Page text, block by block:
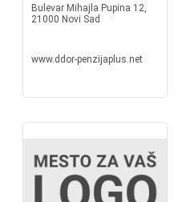
Bulevar Mihajla Pupina 12,
21000 Novi Sad
www.ddor-penzijaplus.net